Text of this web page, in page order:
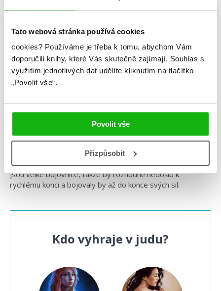
Tato webová stránka používá cookies
cookies? Používáme je třeba k tomu, abychom Vám
doporučili knihy, které Vás skutečně zajímají. Souhlas s
využitím jednotlivých dat udělíte kliknutím na tlačítko
„Povolit vše“.
Povolit vše
Přizpůsobit
Mia Bryce
A jako poslední by si mohly změřit síly Kady z
a Lia
zFalešného polibku! Kady přežila všechno, co si na ni
nastražil Spiro, takže se rozhodně nedá nazvat jako křehká,
a to samé Lia – ta zase přežila únos přes poušť. Obě to
jsou velké bojovnice, takže by rozhodně nedošlo k
rychlému konci a bojovaly by až do konce svých sil.
Kdo vyhraje v judu?